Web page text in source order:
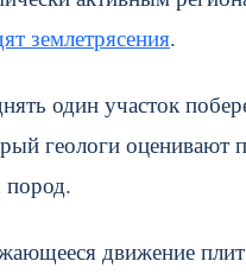
землетрясения.
один участок
геологи
пород.
движение